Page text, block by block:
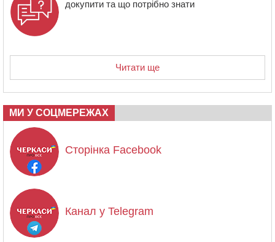
докупити та що потрібно знати
Читати ще
МИ У СОЦМЕРЕЖАХ
Сторінка Facebook
Канал у Telegram